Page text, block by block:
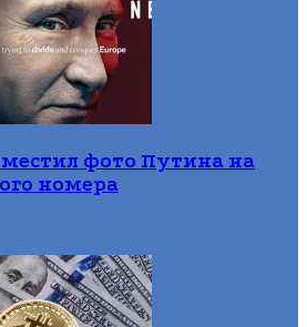
фото Путина на
номера